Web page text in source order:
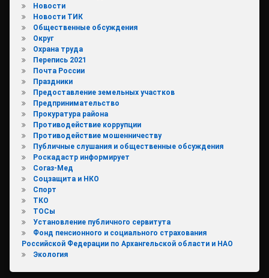
Новости
Новости ТИК
Общественные обсуждения
Округ
Охрана труда
Перепись 2021
Почта России
Праздники
Предоставление земельных участков
Предпринимательство
Прокуратура района
Противодействие коррупции
Противодействие мошенничеству
Публичные слушания и общественные обсуждения
Роскадастр информирует
Согаз-Мед
Соцзащита и НКО
Спорт
ТКО
ТОСы
Установление публичного сервитута
Фонд пенсионного и социального страхования
Российской Федерации по Архангельской области и НАО
Экология